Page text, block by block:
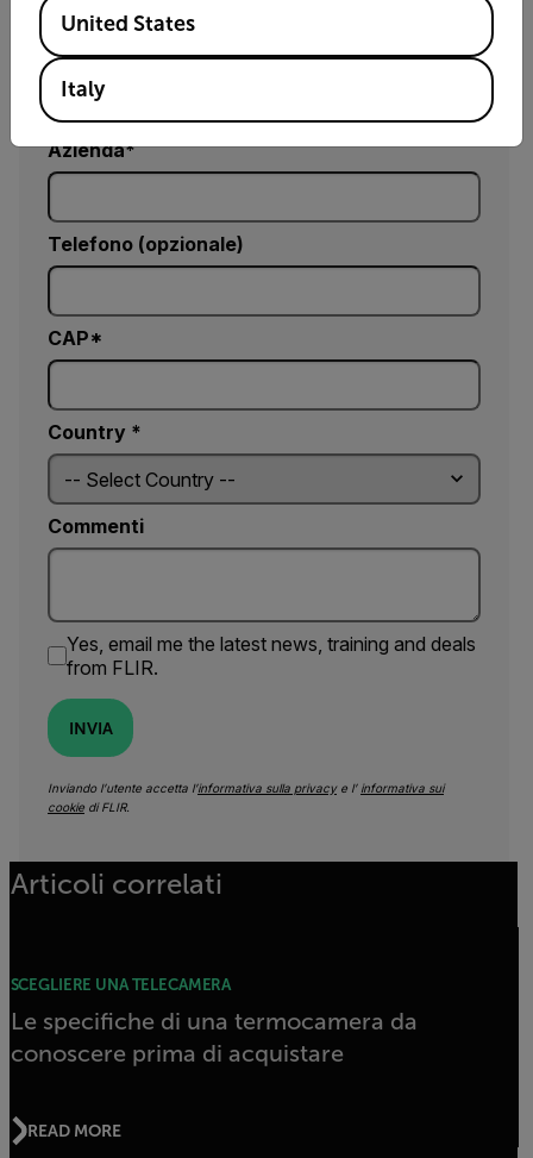
Email
Azienda
Telefono (opzionale)
CAP*
Country *
Commenti
Yes, email me the latest news, training and deals
from FLIR.
INVIA
Inviando l’utente accetta l’informativa sulla privacye l’ informativa sui
cookie di FLIR.
Articoli correlati
SCEGLIERE UNA TELECAMERA
Le specifiche di una termocamera da
conoscere prima di acquistare
READ MORE
United States
Italy